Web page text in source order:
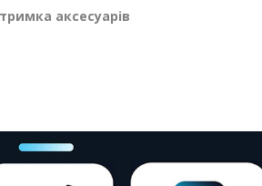
аксесуарів